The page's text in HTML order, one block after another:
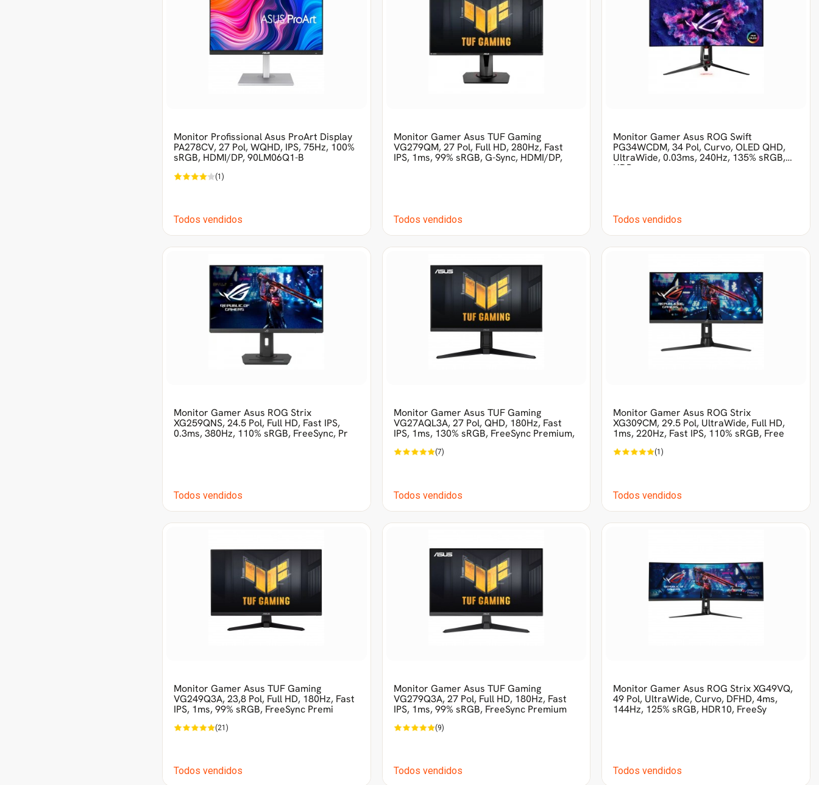
Monitor Profissional Asus ProArt Display
PA278CV, 27 Pol, WQHD, IPS, 75Hz, 100%
sRGB, HDMI/DP, 90LM06Q1-B
(1)
Todos vendidos
Monitor Gamer Asus TUF Gaming
VG279QM, 27 Pol, Full HD, 280Hz, Fast
IPS, 1ms, 99% sRGB, G-Sync, HDMI/DP,
Todos vendidos
Monitor Gamer Asus ROG Swift
PG34WCDM, 34 Pol, Curvo, OLED QHD,
UltraWide, 0.03ms, 240Hz, 135% sRGB,
HDR,
Todos vendidos
Monitor Gamer Asus ROG Strix
XG259QNS, 24.5 Pol, Full HD, Fast IPS,
0.3ms, 380Hz, 110% sRGB, FreeSync, Pr
Todos vendidos
Monitor Gamer Asus TUF Gaming
VG27AQL3A, 27 Pol, QHD, 180Hz, Fast
IPS, 1ms, 130% sRGB, FreeSync Premium,
(7)
Todos vendidos
Monitor Gamer Asus ROG Strix
XG309CM, 29.5 Pol, UltraWide, Full HD,
1ms, 220Hz, Fast IPS, 110% sRGB, Free
(1)
Todos vendidos
Monitor Gamer Asus TUF Gaming
VG249Q3A, 23,8 Pol, Full HD, 180Hz, Fast
IPS, 1ms, 99% sRGB, FreeSync Premi
(21)
Todos vendidos
Monitor Gamer Asus TUF Gaming
VG279Q3A, 27 Pol, Full HD, 180Hz, Fast
IPS, 1ms, 99% sRGB, FreeSync Premium
(9)
Todos vendidos
Monitor Gamer Asus ROG Strix XG49VQ,
49 Pol, UltraWide, Curvo, DFHD, 4ms,
144Hz, 125% sRGB, HDR10, FreeSy
Todos vendidos